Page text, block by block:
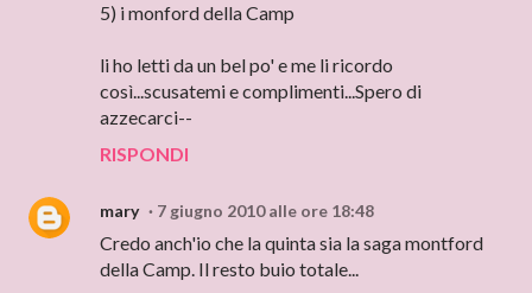
5) i monford della Camp
li ho letti da un bel po' e me li ricordo
così...scusatemi e complimenti...Spero di
azzecarci--
RISPONDI
mary 7 giugno 2010 alle ore 18:48
Credo anch'io che la quinta sia la saga montford
della Camp. Il resto buio totale...